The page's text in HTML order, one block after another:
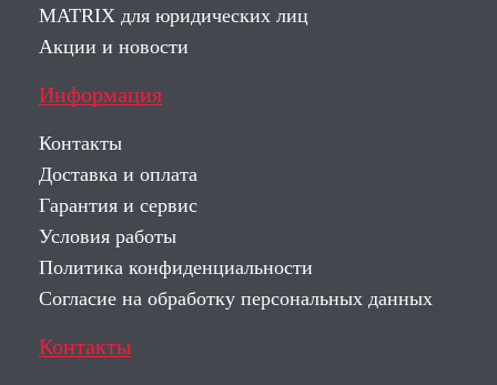
MATRIX для юридических лиц
Акции и новости
Информация
Контакты
Доставка и оплата
Гарантия и сервис
Условия работы
Политика конфиденциальности
Согласие на обработку персональных данных
Контакты